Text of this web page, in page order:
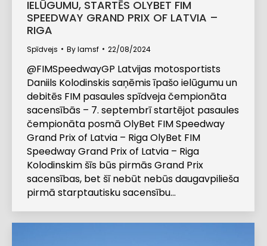
IELŪGUMU, STARTĒS OLYBET FIM
SPEEDWAY GRAND PRIX OF LATVIA –
RIGA
Spīdvejs Bylamsf 22/08/2024
@FIMSpeedwayGP Latvijas motosportists
Daniils Kolodinskis saņēmis īpašo ielūgumu un
debitēs FIM pasaules spīdveja čempionāta
sacensībās – 7. septembrī startējot pasaules
čempionāta posmā OlyBet FIM Speedway
Grand Prix of Latvia – Riga OlyBet FIM
Speedway Grand Prix of Latvia – Riga
Kolodinskim šīs būs pirmās Grand Prix
sacensības, bet šī nebūt nebūs daugavpilieša
pirmā starptautisku sacensību…